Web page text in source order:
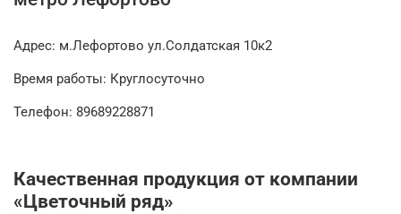
Адрес: м.Лефортово ул.Солдатская 10к2
Время работы: Круглосуточно
Телефон: 89689228871
Качественная продукция от компании
«Цветочный ряд»